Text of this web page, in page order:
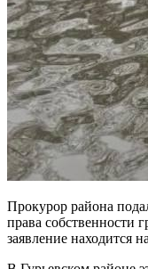
Прокурор района
права собственности
заявление находится